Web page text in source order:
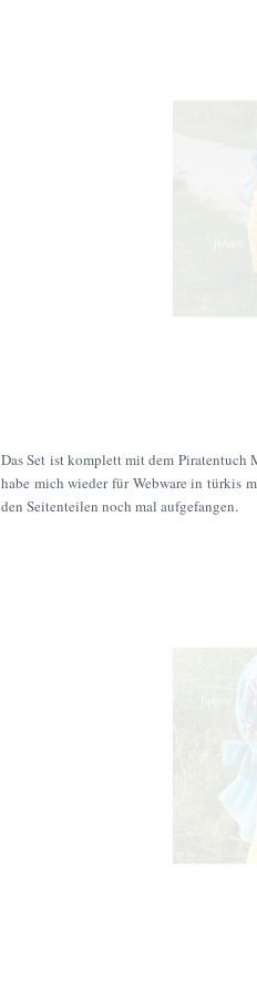
Das Set ist komplett mit dem Piratentuch
habe mich wieder für Webware in türkis
den Seitenteilen noch mal aufgefangen.